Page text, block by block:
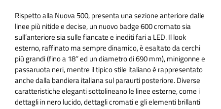
Rispetto alla Nuova 500, presenta una sezione anteriore dalle
linee più nitide e decise, un nuovo badge 600 cromato sia
sull’anteriore sia sulle fiancate e inediti fari a LED. Il look
esterno, raffinato ma sempre dinamico, è esaltato da cerchi
più grandi (fino a 18’’ ed un diametro di 690 mm), minigonne e
passaruota neri, mentre il tipico stile italiano è rappresentato
anche dalla bandiera italiana sul paraurti posteriore. Diverse
caratteristiche eleganti sottolineano le linee esterne, come i
dettagli in nero lucido, dettagli cromati e gli elementi brillanti